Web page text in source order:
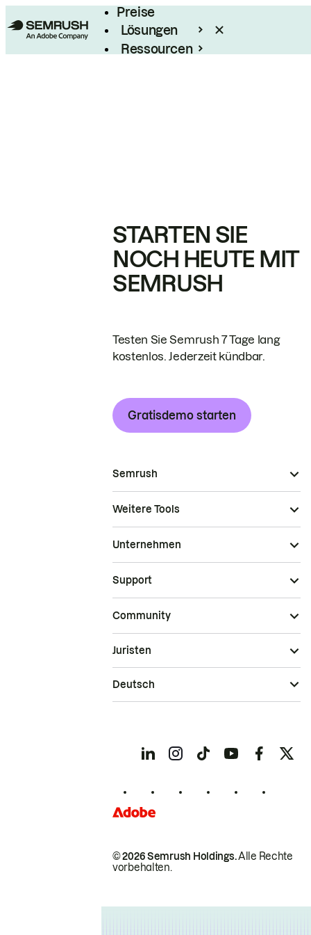
Preise
Lösungen
Ressourcen
STARTEN SIE
NOCH HEUTE MIT
SEMRUSH
Testen Sie Semrush 7 Tage lang
kostenlos. Jederzeit kündbar.
Gratisdemo starten
Semrush
Weitere Tools
Unternehmen
Support
Community
© 2026 Semrush Holdings.Alle Rechte
vorbehalten.
Juristen
Deutsch